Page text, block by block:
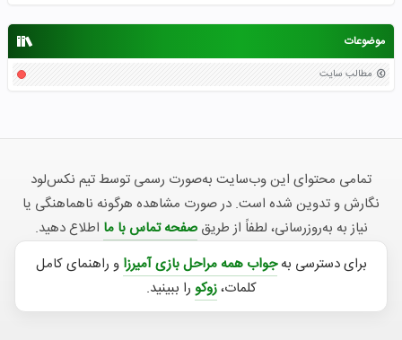
موضوعات
مطالب سایت
تمامی محتوای این وب‌سایت به‌صورت رسمی توسط تیم نکس‌لود
نگارش و تدوین شده است. در صورت مشاهده هرگونه ناهماهنگی یا
نیاز به به‌روزرسانی، لطفاً از طریقصفحه تماس با ما اطلاع دهید.
برای دسترسی به جواب همه مراحل بازی آمیرزا و راهنمای کامل
کلمات،زوکو را ببینید.